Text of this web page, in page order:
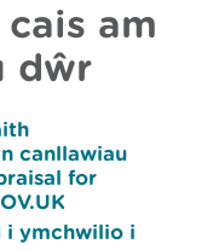
am
dŵr
canllawiau
for
i ymchwilio i